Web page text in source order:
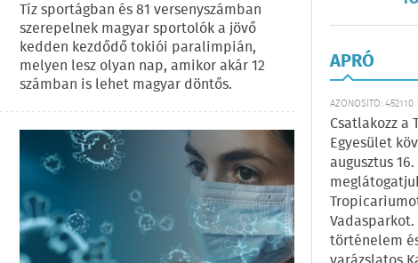
Tíz sportágban és 81 versenyszámban
szerepelnek magyar sportolók a jövő
kedden kezdődő tokiói paralimpián,
melyen lesz olyan nap, amikor akár 12
számban is lehet magyar döntős.
APRÓ
AZONOSÍTÓ: 452110
Csatlakozz a
Egyesület
augusztus
történelem